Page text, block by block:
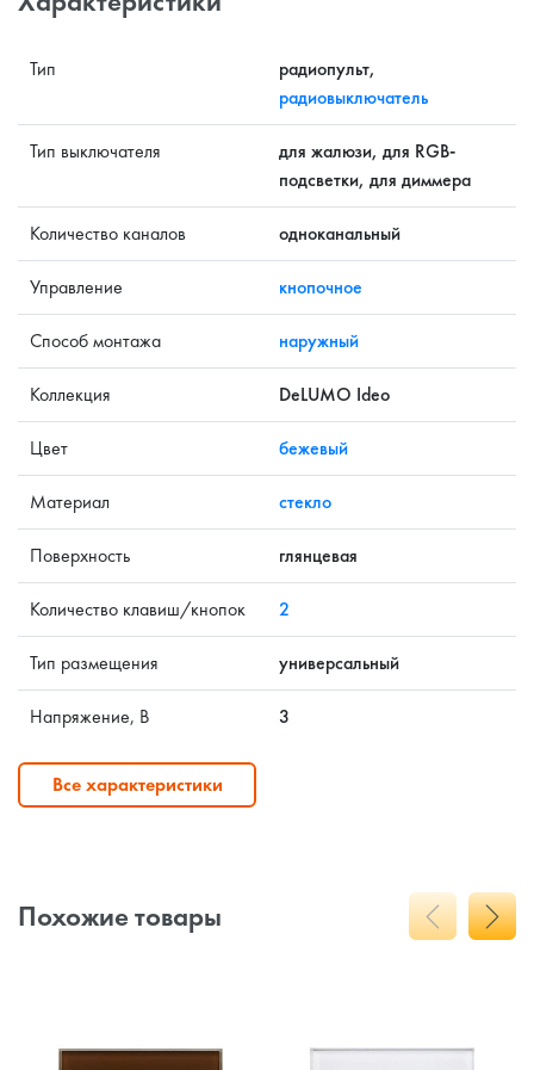
Тип
радиопульт,
радиовыключатель
Тип выключателя
для жалюзи, для RGB-
подсветки, для диммера
Количество каналов одноканальный
Управление кнопочное
Способ монтажа наружный
Коллекция DeLUMO Ideo
Цвет бежевый
Материал стекло
Поверхность глянцевая
Количество клавиш/кнопок 2
Тип размещения универсальный
Напряжение, В 3
Все характеристики
Похожие товары